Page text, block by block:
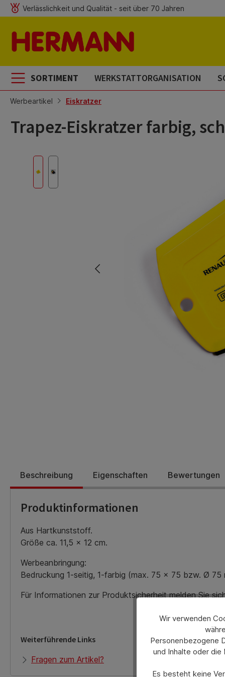
Hauptinhalt springen
Zur Suche springen
Zur Hauptnavigation springen
Verlässlichkeit und Qualität - seit über 70 Jahren
SORTIMENT WERKSTATTORGANISATION
Werbeartikel Eiskratzer
Trapez-Eiskratzer farbig,
Bildergalerie überspringen
Beschreibung Eigenschaften Bewertungen
Produktinformationen
Aus Hartkunststoff.
Größe ca. 11,5 x 12 cm.
Werbeanbringung:
Bedruckung 1-seitig, 1-farbig (max. 75 x 75 bzw. Ø 75
Für Informationen zur Produktsicherheit melden Sie
Weiterführende Links
Fragen zum Artikel?
Wir verwenden
Personenbezogene
und Inhalte oder die
Es besteht keine